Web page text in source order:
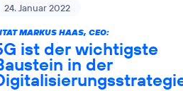
24. Januar 2022
MARKUS HAAS, CEO:
ist der wichtigste
in der